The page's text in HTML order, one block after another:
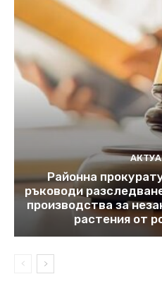
Районна
ръководи
производства за
растения от